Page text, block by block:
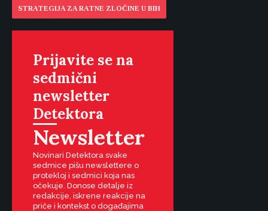
STRATEGIJA ZA RATNE ZLOČINE U BIH
Prijavite se na
sedmični
newsletter
Detektora
Newsletter
Novinari Detektora svake
sedmice pišu newslettere o
protekloj i sedmici koja nas
očekuje. Donose detalje iz
redakcije, iskrene reakcije na
priče i kontekst o događajima